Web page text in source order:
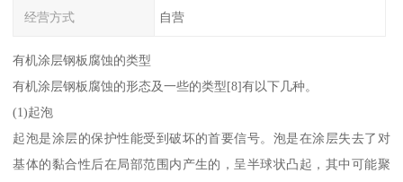
经营方式 自营
有机涂层钢板腐蚀的类型
有机涂层钢板腐蚀的形态及一些的类型[8]有以下几种。
(1)起泡
起泡是涂层的保护性能受到破坏的首要信号。泡是在涂层失去了对
基体的黏合性后在局部范围内产生的，呈半球状凸起，其中可能聚